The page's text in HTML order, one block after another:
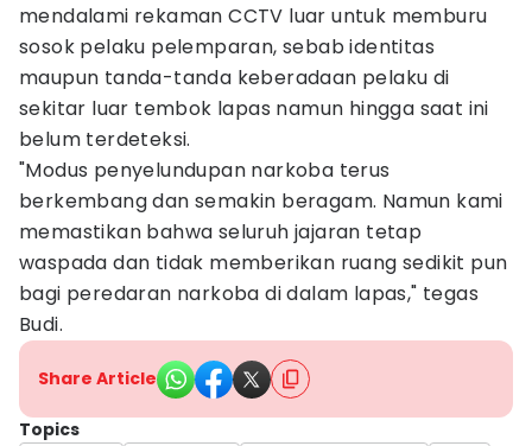
mendalami rekaman CCTV luar untuk memburu
sosok pelaku pelemparan, sebab identitas
maupun tanda-tanda keberadaan pelaku di
sekitar luar tembok lapas namun hingga saat ini
belum terdeteksi.
"Modus penyelundupan narkoba terus
berkembang dan semakin beragam. Namun kami
memastikan bahwa seluruh jajaran tetap
waspada dan tidak memberikan ruang sedikit pun
bagi peredaran narkoba di dalam lapas," tegas
Budi.
Share Article
Topics